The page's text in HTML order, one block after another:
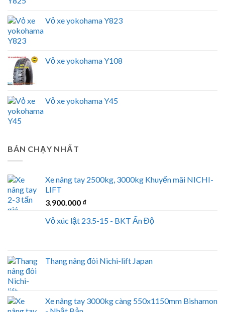
Vỏ xe yokohama Y823
Vỏ xe yokohama Y108
Vỏ xe yokohama Y45
BÁN CHẠY NHẤT
Xe nâng tay 2500kg, 3000kg Khuyến mãi NICHI-
LIFT
3.900.000 ₫
Vỏ xúc lật 23.5-15 - BKT Ấn Độ
Thang nâng đôi Nichi-lift Japan
Xe nâng tay 3000kg càng 550x1150mm Bishamon